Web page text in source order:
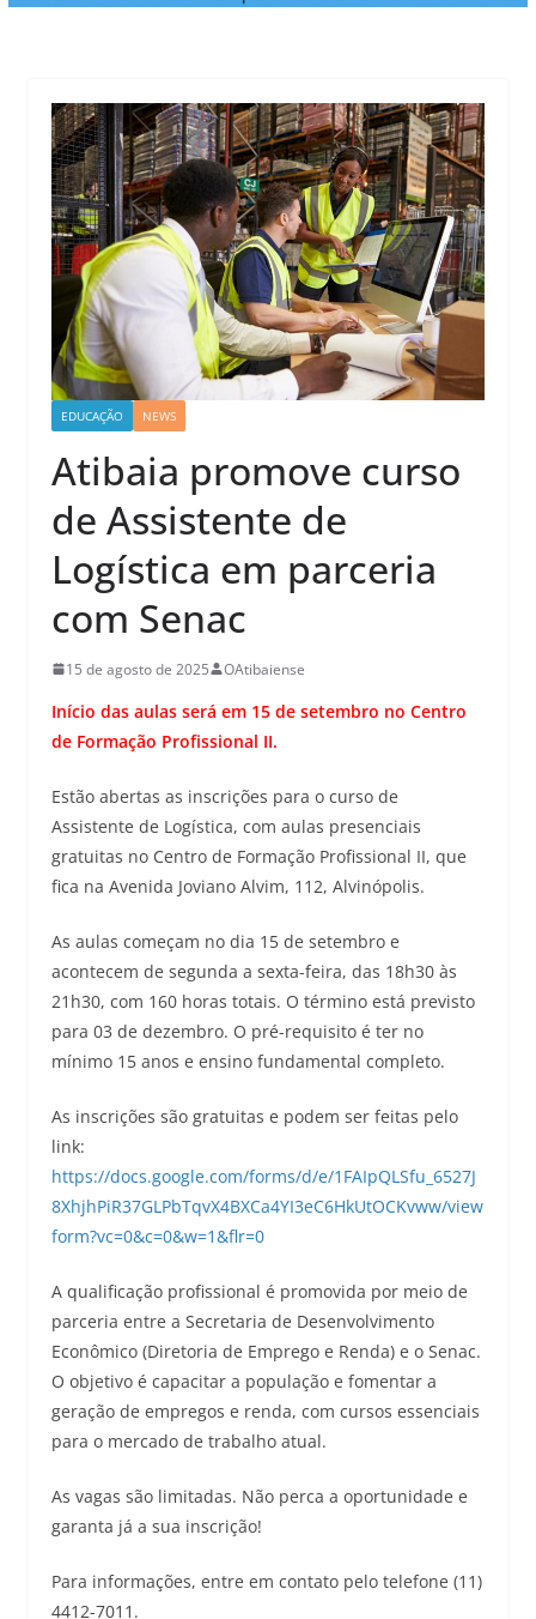
EDUCAÇÃO NEWS
Atibaia promove curso
de Assistente de
Logística em parceria
com Senac
15 de agosto de 2025 OAtibaiense
Início das aulas será em 15 de setembro no Centro
de Formação Profissional II.
Estão abertas as inscrições para o curso de
Assistente de Logística, com aulas presenciais
gratuitas no Centro de Formação Profissional II, que
fica na Avenida Joviano Alvim, 112, Alvinópolis.
As aulas começam no dia 15 de setembro e
acontecem de segunda a sexta-feira, das 18h30 às
21h30, com 160 horas totais. O término está previsto
para 03 de dezembro. O pré-requisito é ter no
mínimo 15 anos e ensino fundamental completo.
As inscrições são gratuitas e podem ser feitas pelo
link:
https://docs.google.com/forms/d/e/1FAIpQLSfu_6527J
8XhjhPiR37GLPbTqvX4BXCa4YI3eC6HkUtOCKvww/view
form?vc=0&c=0&w=1&flr=0
A qualificação profissional é promovida por meio de
parceria entre a Secretaria de Desenvolvimento
Econômico (Diretoria de Emprego e Renda) e o Senac.
O objetivo é capacitar a população e fomentar a
geração de empregos e renda, com cursos essenciais
para o mercado de trabalho atual.
As vagas são limitadas. Não perca a oportunidade e
garanta já a sua inscrição!
Para informações, entre em contato pelo telefone (11)
4412-7011.